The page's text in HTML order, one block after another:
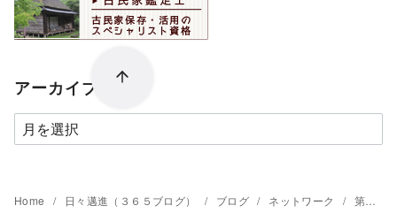
アーカイブ
ア
ー
イ
Home 日々邁進（３６５ブログ） ブログ ネットワーク 第１５４期松山講習